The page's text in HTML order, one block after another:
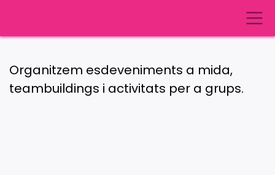
Organitzem esdeveniments a mida,
teambuildings i activitats per a grups.